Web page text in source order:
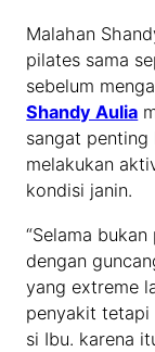
Malahan
pilates sama
sebelum
Shandy Aulia
sangat
melakukan
kondisi janin.
“Selama
dengan
yang extreme
penyakit tetapi
si Ibu. karena